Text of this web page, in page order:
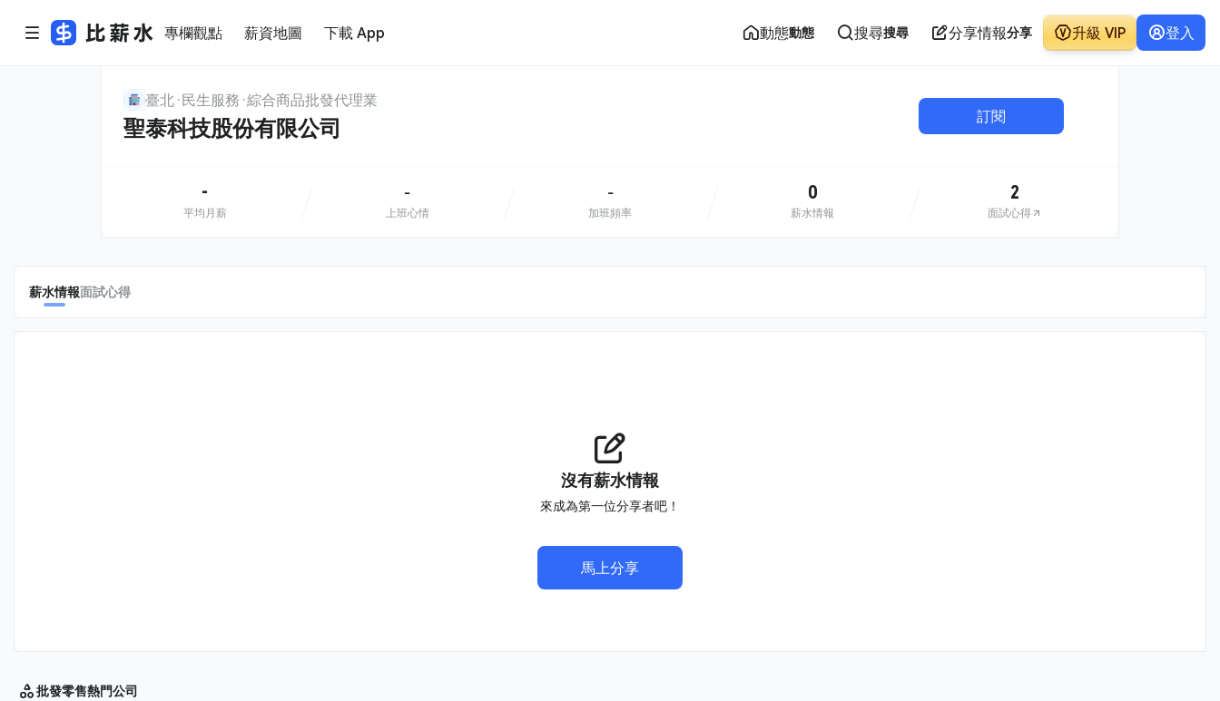
專欄觀點 薪資地圖 下載 App 動態動態 搜尋搜尋 分享情報分享 升級 VIP 登入
臺北 民生服務 綜合商品批發代理業
聖泰科技股份有限公司 訂閱
-
平均月薪
-
上班心情
-
加班頻率
0
薪水情報
2
面試心得
薪水情報面試心得
沒有薪水情報
來成為第一位分享者吧！
馬上分享
批發零售熱門公司